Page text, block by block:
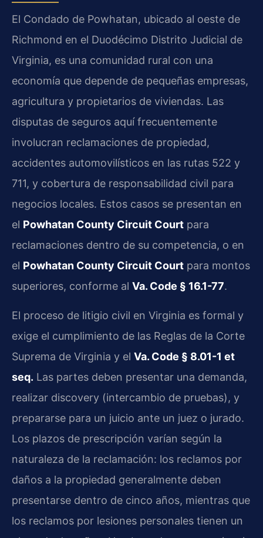
El Condado de Powhatan, ubicado al oeste de
Richmond en el Duodécimo Distrito Judicial de
Virginia, es una comunidad rural con una
economía que depende de pequeñas empresas,
agricultura y propietarios de viviendas. Las
disputas de seguros aquí frecuentemente
involucran reclamaciones de propiedad,
accidentes automovilísticos en las rutas 522 y
711, y cobertura de responsabilidad civil para
negocios locales. Estos casos se presentan en
el Powhatan County Circuit Court para
reclamaciones dentro de su competencia, o en
el Powhatan County Circuit Court para montos
superiores, conforme al Va. Code § 16.1-77.
El proceso de litigio civil en Virginia es formal y
exige el cumplimiento de las Reglas de la Corte
Suprema de Virginia y el Va. Code § 8.01-1 et
seq. Las partes deben presentar una demanda,
realizar discovery (intercambio de pruebas), y
prepararse para un juicio ante un juez o jurado.
Los plazos de prescripción varían según la
naturaleza de la reclamación: los reclamos por
daños a la propiedad generalmente deben
presentarse dentro de cinco años, mientras que
los reclamos por lesiones personales tienen un